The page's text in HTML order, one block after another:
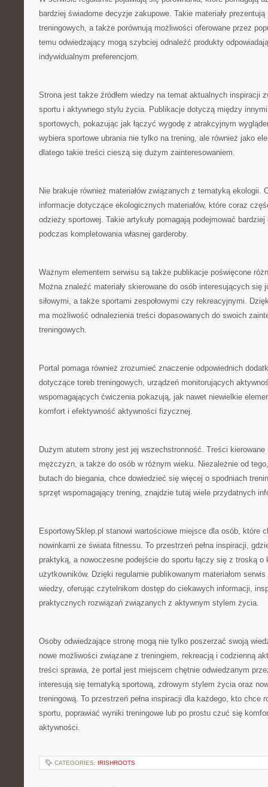
bardziej świadome decyzje zakupowe. Takie materiały
treningowych, a także porównują możliwości oferowane przez
temu odwiedzający mogą szybciej odnaleźć produkty
indywidualnym preferencjom.
Strona jest także źródłem wiedzy na temat aktualnych inspiracji
sportu i aktywnego stylu życia. Publikacje dotyczą między
sportowych, pokazując jak łączyć wygodę z atrakcyjnym
wybiera sportowe ubrania nie tylko na trening, ale również jako
dlatego takie treści cieszą się dużym zainteresowaniem.
Nie brakuje również materiałów związanych z tematyką ekologii.
informacje dotyczące ekologicznych materiałów, które coraz
odzieży sportowej. Takie artykuły pomagają podejmować
podczas kompletowania własnej garderoby.
Ważnym elementem serwisu są także publikacje poświęcone
Można znaleźć materiały skierowane do osób interesujących się
siłowymi, a także sportami zespołowymi czy rekreacyjnymi.
ma możliwość odnalezienia treści dopasowanych do swoich
treningowych.
Portal pomaga również zrozumieć znaczenie odpowiednich
dotyczące toreb treningowych, urządzeń monitorujących
wspomagających ćwiczenia pokazują, jak nawet niewielkie
komfort i efektywność aktywności fizycznej.
Dużym atutem strony jest jej wszechstronność. Treści
mężczyzn, a także do osób w różnym wieku. Niezależnie od
butach do biegania, chce dowiedzieć się więcej o spodniach
sprzęt wspomagający trening, znajdzie tutaj wiele przydatnych
EsportowySklep.pl stanowi wartościowe miejsce dla osób, które
nowinkami ze świata fitnessu. To przestrzeń pełna inspiracji,
praktyką, a nowoczesne podejście do sportu łączy się z troską o
użytkowników. Dzięki regularnie publikowanym materiałom
wiedzy, oferując czytelnikom dostęp do ciekawych informacji,
praktycznych rozwiązań związanych z aktywnym stylem życia.
Osoby odwiedzające stronę mogą nie tylko poszerzać swoją
nowe możliwości związane z treningiem, rekreacją i codzienną
treści sprawia, że portal jest miejscem chętnie odwiedzanym
interesują się tematyką sportową, zdrowym stylem życia oraz
treningową. To przestrzeń pełna inspiracji dla każdego, kto chce
sportu, poprawiać wyniki treningowe lub po prostu czuć się
aktywności.
CATEGORIES: IRISHROOTS